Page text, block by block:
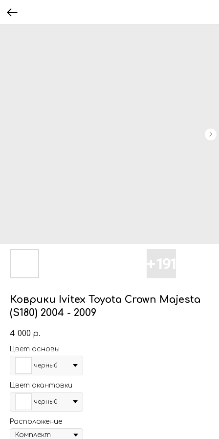
Коврики Ivitex Toyota Crown Majesta
(S180) 2004 - 2009
4 000 р.
Цвет основы
черный
Цвет окантовки
черный
Расположение